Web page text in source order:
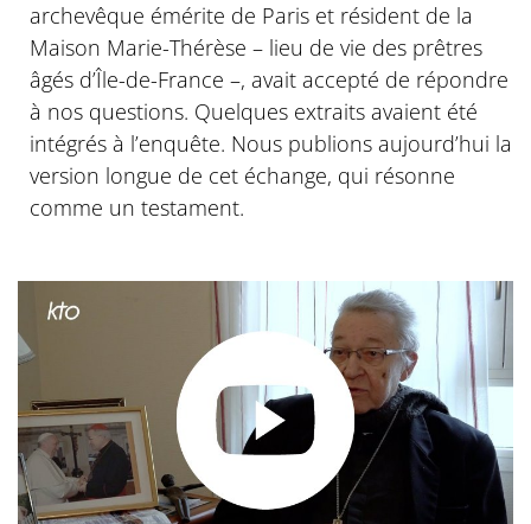
archevêque émérite de Paris et résident de la
Maison Marie-Thérèse – lieu de vie des prêtres
âgés d’Île-de-France –, avait accepté de répondre
à nos questions. Quelques extraits avaient été
intégrés à l’enquête. Nous publions aujourd’hui la
version longue de cet échange, qui résonne
comme un testament.